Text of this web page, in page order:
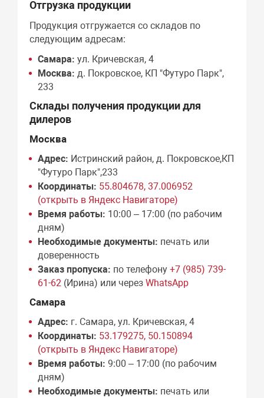
Отгрузка продукции
Продукция отгружается со складов по
следующим адресам:
Самара: ул. Кричевская, 4
Москва: д. Покровское, КП "Футуро Парк",
233
Склады получения продукции для
дилеров
Москва
Адрес: Истринский район, д. Покровское,КП
"Футуро Парк",233
Координаты: 55.804678, 37.006952
(открыть в Яндекс Навигаторе)
Время работы: 10:00 – 17:00 (по рабочим
дням)
Необходимые документы: печать или
доверенность
Заказ пропуска: по телефону+7 (985) 739-
61-62 (Ирина) или черезWhatsApp
Самара
Адрес: г. Самара, ул. Кричевская, 4
Координаты: 53.179275, 50.150894
(открыть в Яндекс Навигаторе)
Время работы: 9:00 – 17:00 (по рабочим
дням)
Необходимые документы: печать или